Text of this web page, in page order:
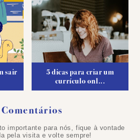
sair
5 dicas para criar um
currículo onl...
Comentários
importante para nós, fique à vontade
pela visita e volte sempre!